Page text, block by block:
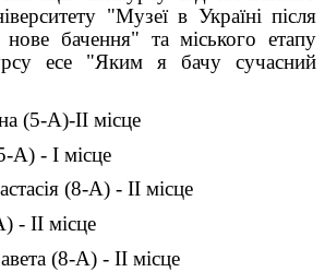
"Музеї в Україні після
бачення" та міського етапу
есе "Яким я бачу сучасний
(5-А)-ІІ місце
А) - І місце
(8-А) - ІІ місце
- ІІ місце
(8-А) - ІІ місце